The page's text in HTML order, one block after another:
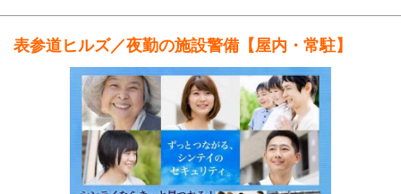
表参道ヒルズ／夜勤の施設警備【屋内・常駐】